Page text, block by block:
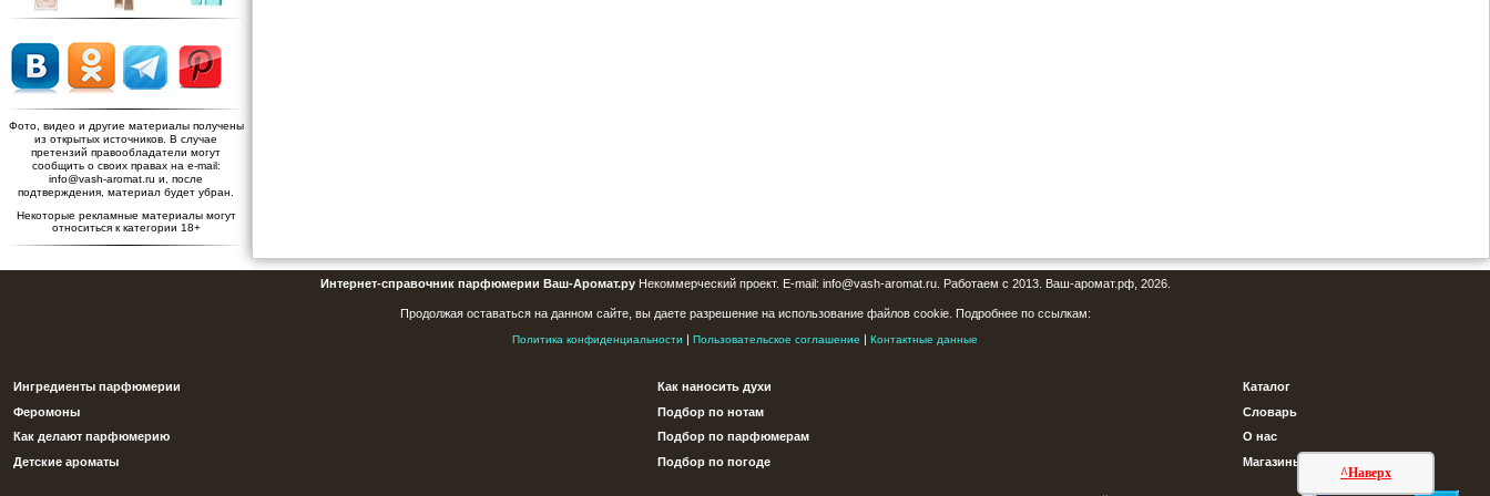
Фото, видео и другие материалы получены
из открытых источников. В случае
претензий правообладатели могут
сообщить о своих правах на e-mail:
info@vash-aromat.ru и, после
подтверждения, материал будет убран.
Некоторые рекламные материалы могут
относиться к категории 18+
^Наверх
Интернет-справочник парфюмерии Ваш-Аромат.руНекоммерческий проект. E-mail: info@vash-aromat.ru. Работаем с 2013. Ваш-аромат.рф, 2026.
Продолжая оставаться на данном сайте, вы даете разрешение на использование файлов cookie. Подробнее по ссылкам:
Политика конфиденциальности | Пользовательское соглашение | Контактные данные
Ингредиенты парфюмерии
Феромоны
Как делают парфюмерию
Детские ароматы
Как наносить духи
Подбор по нотам
Подбор по парфюмерам
Подбор по погоде
Каталог
Словарь
О нас
Магазины